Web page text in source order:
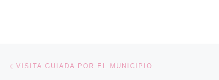
Navegación de entradas
VISITA GUIADA POR EL MUNICIPIO